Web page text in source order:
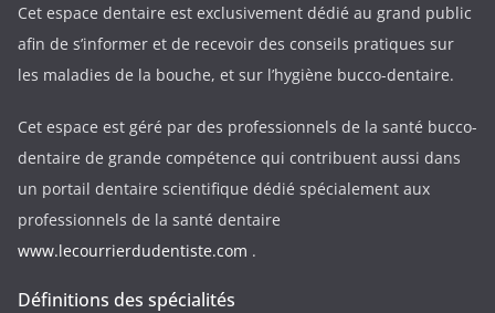
Cet espace dentaire est exclusivement dédié au grand public
afin de s’informer et de recevoir des conseils pratiques sur
les maladies de la bouche, et sur l’hygiène bucco-dentaire.
Cet espace est géré par des professionnels de la santé bucco-
dentaire de grande compétence qui contribuent aussi dans
un portail dentaire scientifique dédié spécialement aux
professionnels de la santé dentaire
www.lecourrierdudentiste.com .
Définitions des spécialités